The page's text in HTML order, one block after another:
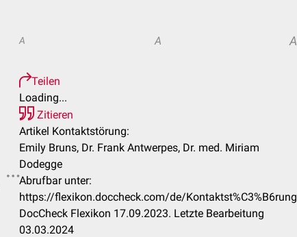
A A A
Teilen
Loading...
Zitieren
Artikel Kontaktstörung:
Emily Bruns, Dr. Frank Antwerpes, Dr. med. Miriam
Dodegge
Abrufbar unter:
https://flexikon.doccheck.com/de/Kontaktst%C3%B6rung
DocCheck Flexikon 17.09.2023. Letzte Bearbeitung
03.03.2024